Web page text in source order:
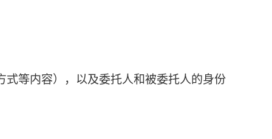
等内容），以及委托人和被委托人的身份